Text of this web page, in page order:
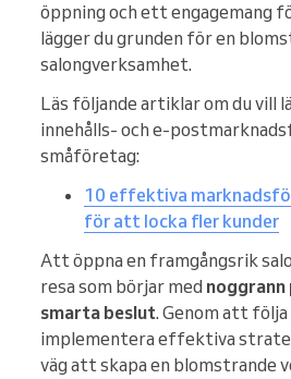
öppning och ett engagemang
lägger du grunden för en
salongverksamhet.
Läs följande artiklar om du vill
innehålls- och e-
småföretag:
10 effektiva
för att locka fler kunder
Att öppna en framgångsrik
resa som börjar med noggrann
smarta beslut. Genom att
implementera effektiva
väg att skapa en blomstrande